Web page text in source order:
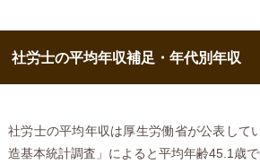
社労士の平均年収補足・年代別年収
社労士の平均年収は厚生労働省が公表して
造基本統計調査」によると平均年齢45.1歳で